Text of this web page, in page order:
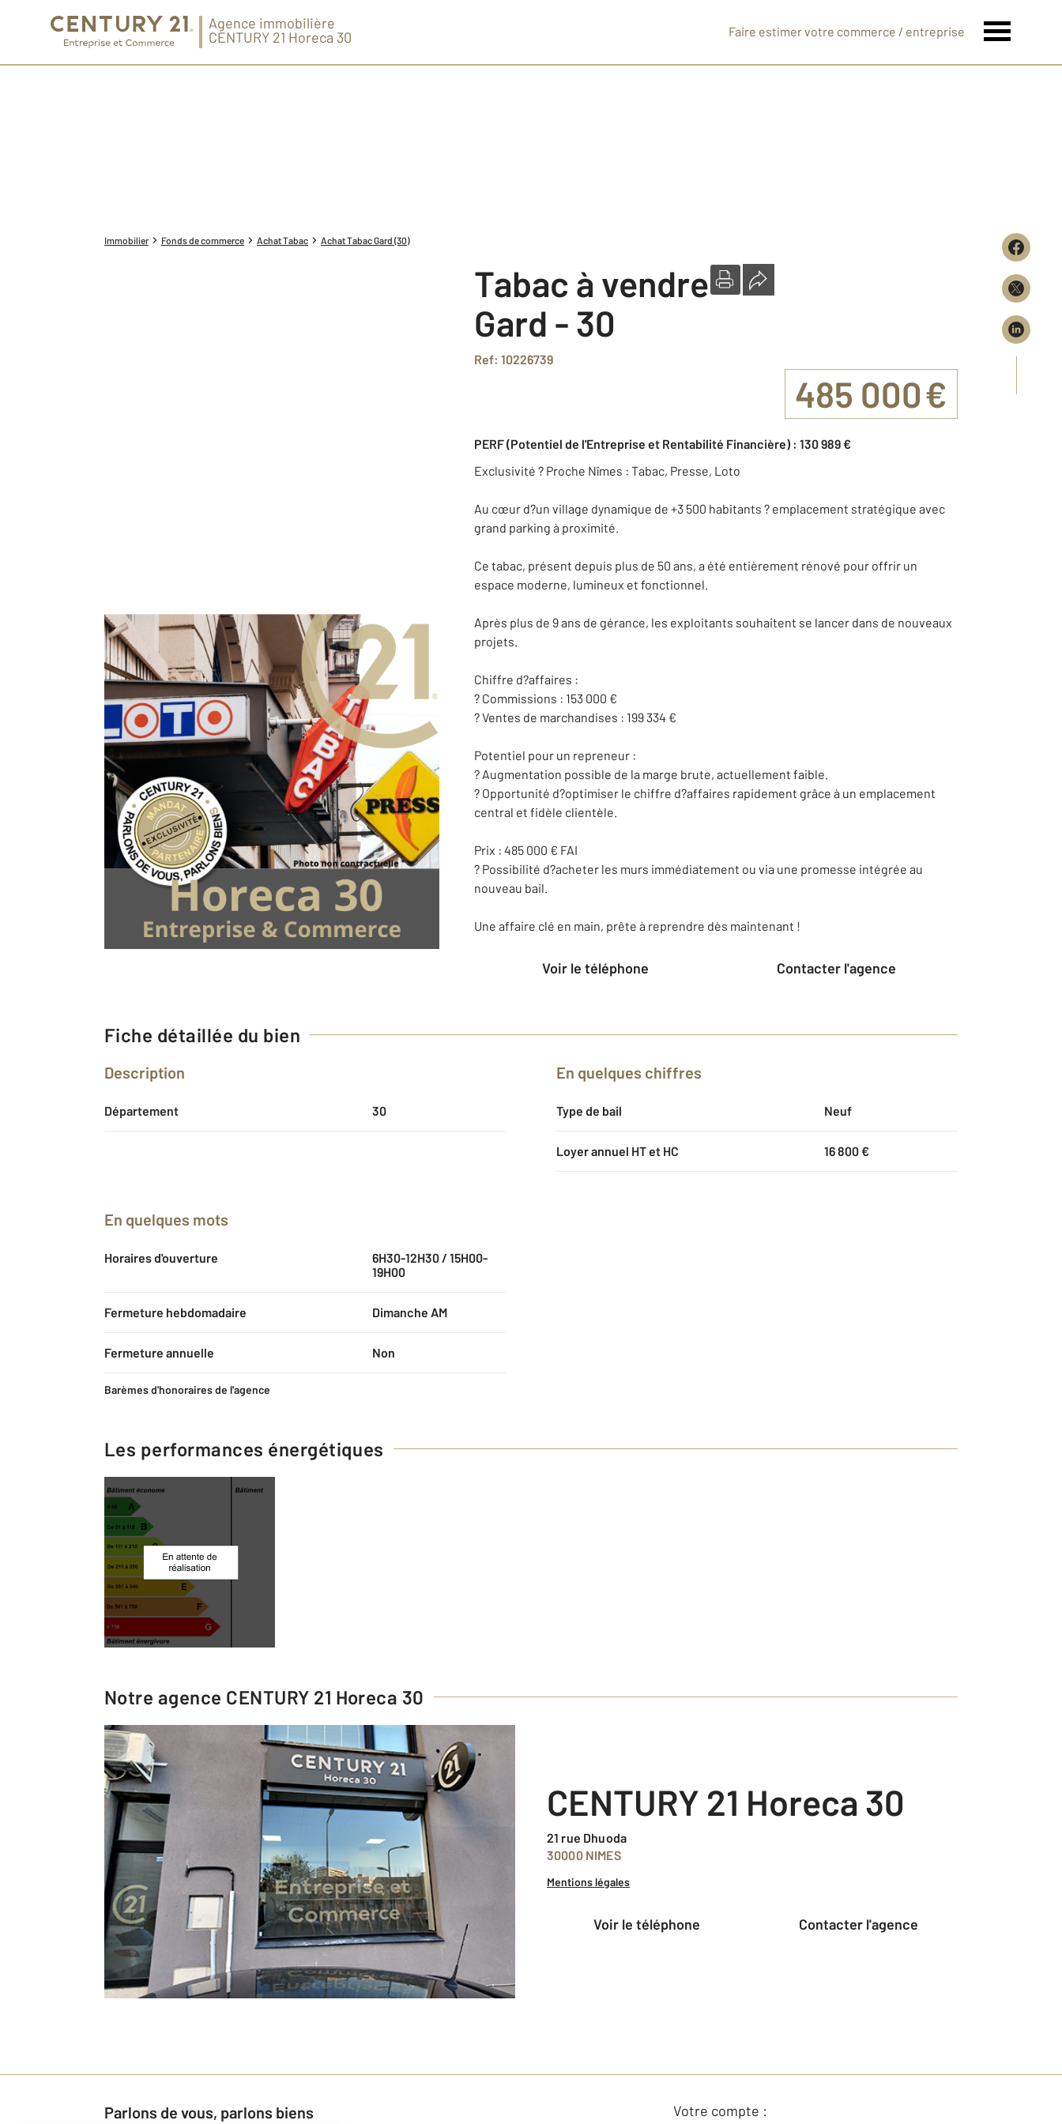
Agence immobilière
CENTURY 21 Horeca 30
Faire estimer votre commerce / entreprise
Immobilier Fonds de commerce Achat Tabac Achat Tabac Gard (30)
Tabac à vendre
Gard - 30
Ref: 10226739
485 000 €
PERF (Potentiel de l'Entreprise et Rentabilité Financière) : 130 989 €
Exclusivité ? Proche Nîmes : Tabac, Presse, Loto
Au cœur d?un village dynamique de +3 500 habitants ? emplacement stratégique avec
grand parking à proximité.
Ce tabac, présent depuis plus de 50 ans, a été entièrement rénové pour offrir un
espace moderne, lumineux et fonctionnel.
Après plus de 9 ans de gérance, les exploitants souhaitent se lancer dans de nouveaux
projets.
Chiffre d?affaires :
? Commissions : 153 000 €
? Ventes de marchandises : 199 334 €
Potentiel pour un repreneur :
? Augmentation possible de la marge brute, actuellement faible.
? Opportunité d?optimiser le chiffre d?affaires rapidement grâce à un emplacement
central et fidèle clientèle.
Prix : 485 000 € FAI
? Possibilité d?acheter les murs immédiatement ou via une promesse intégrée au
nouveau bail.
Une affaire clé en main, prête à reprendre dès maintenant !
Voir le téléphone Contacter l'agence
Fiche détaillée du bien
Description
Département 30
En quelques chiffres
Type de bail Neuf
Loyer annuel HT et HC 16 800 €
En quelques mots
Horaires d'ouverture
6H30-12H30 / 15H00-
19H00
Fermeture hebdomadaire Dimanche AM
Fermeture annuelle Non
Barèmes d'honoraires de l'agence
Les performances énergétiques
Notre agence CENTURY 21 Horeca 30
CENTURY 21 Horeca 30
21 rue Dhuoda
30000 NIMES
Mentions légales
voir le téléphone Contacter l'agence
Parlons de vous, parlons biens Votre compte :